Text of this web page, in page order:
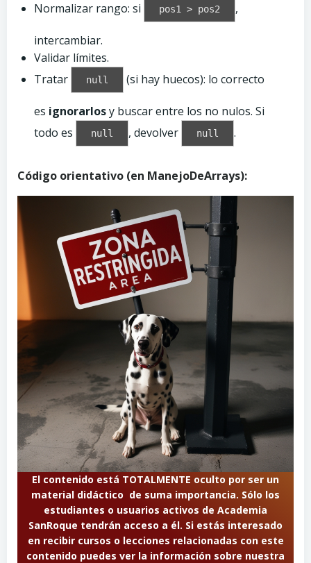
Normalizar rango: si pos1 > pos2 ,
intercambiar.
Validar límites.
Tratar
null (si hay huecos): lo correcto
es ignorarlosy buscar entre los no nulos. Si
todo es
null , devolver null .
Código orientativo (en ManejoDeArrays):
El contenido está TOTALMENTE oculto por ser un
material didáctico de suma importancia. Sólo los
estudiantes o usuarios activos de Academia
SanRoque tendrán acceso a él. Si estás interesado
en recibir cursos o lecciones relacionadas con este
contenido puedes ver la información sobre nuestra